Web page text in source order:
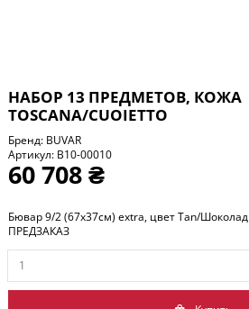
НАБОР 13 ПРЕДМЕТОВ, КОЖА
TOSCANA/CUOIETTO
Бренд: BUVAR
Артикул: B10-00010
60 708 ₴
Бювар 9/2 (67x37см) extra, цвет Tan/Шоколад
ПРЕДЗАКАЗ